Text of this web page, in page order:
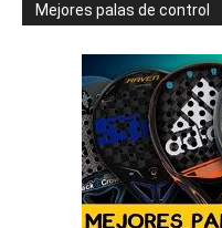
Mejores palas de control